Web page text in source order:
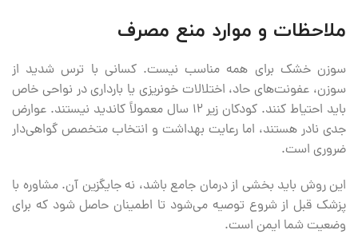
ملاحظات و موارد منع مصرف
سوزن خشک برای همه مناسب نیست. کسانی با ترس شدید از
سوزن، عفونت‌های حاد، اختلالات خونریزی یا بارداری در نواحی خاص
باید احتیاط کنند. کودکان زیر ۱۲ سال معمولاً کاندید نیستند. عوارض
جدی نادر هستند، اما رعایت بهداشت و انتخاب متخصص گواهی‌دار
ضروری است.
این روش باید بخشی از درمان جامع باشد، نه جایگزین آن. مشاوره با
پزشک قبل از شروع توصیه می‌شود تا اطمینان حاصل شود که برای
وضعیت شما ایمن است.